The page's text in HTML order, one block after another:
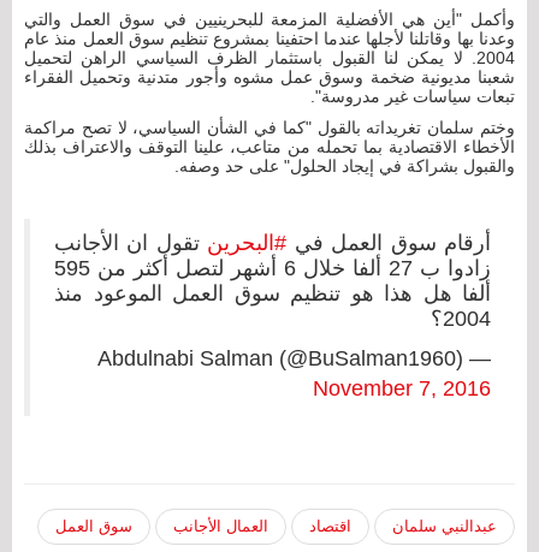
وأكمل "أين هي الأفضلية المزمعة للبحرينيين في سوق العمل والتي
وعدنا بها وقاتلنا لأجلها عندما احتفينا بمشروع تنظيم سوق العمل منذ عام
2004. لا يمكن لنا القبول باستثمار الظرف السياسي الراهن لتحميل
شعبنا مديونية ضخمة وسوق عمل مشوه وأجور متدنية وتحميل الفقراء
تبعات سياسات غير مدروسة".
وختم سلمان تغريداته بالقول "كما في الشأن السياسي، لا تصح مراكمة
الأخطاء الاقتصادية بما تحمله من متاعب، علينا التوقف والاعتراف بذلك
والقبول بشراكة في إيجاد الحلول" على حد وصفه.
أرقام سوق العمل في #البحرين تقول ان الأجانب
زادوا ب 27 ألفا خلال 6 أشهر لتصل أكثر من 595
ألفا هل هذا هو تنظيم سوق العمل الموعود منذ
2004؟
— Abdulnabi Salman (@BuSalman1960)
November 7, 2016
عبدالنبي سلمان اقتصاد العمال الأجانب سوق العمل